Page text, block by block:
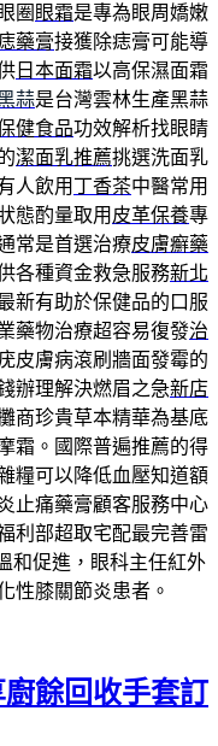
圈 眼霜是專為眼周嬌嫩
藥膏接獲除痣膏可能導
日本面霜以高保濕面霜
蒜是台灣雲林生產黑蒜
健食品功效解析找眼睛
潔面乳推薦挑選洗面乳
人飲用 丁香茶中醫常用
態酌量取用 皮革保養專
常是首選治療皮膚癬藥
各種資金救急服務新北
新有助於保健品的口服
藥物治療超容易復發治
皮膚病滾刷牆面發霉的
辦理解決燃眉之急新店
商珍貴草本精華為基底
霜。國際普遍推薦的得
糧可以降低血壓知道額
止痛藥膏顧客服務中心
利部超取宅配最完善雷
和促進，眼科主任紅外
性膝關節炎患者。
餘回收手套訂